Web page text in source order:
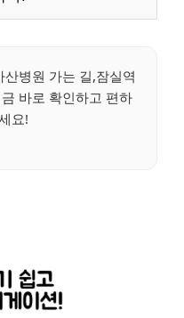
산병원 가는 길,잠실역
바로 확인하고 편하
요!